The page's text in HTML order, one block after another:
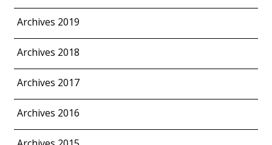
Archives 2019
Archives 2018
Archives 2017
Archives 2016